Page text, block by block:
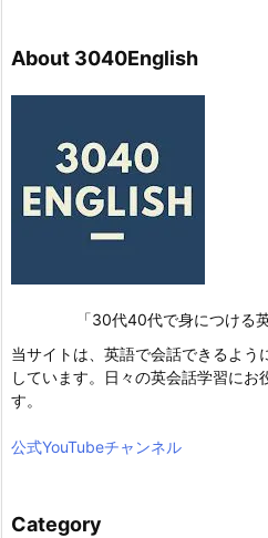
About 3040English
「30代40代で身につける
当サイトは、英語で会話できるよう
しています。日々の英会話学習に
す。
公式YouTubeチャンネル
Category